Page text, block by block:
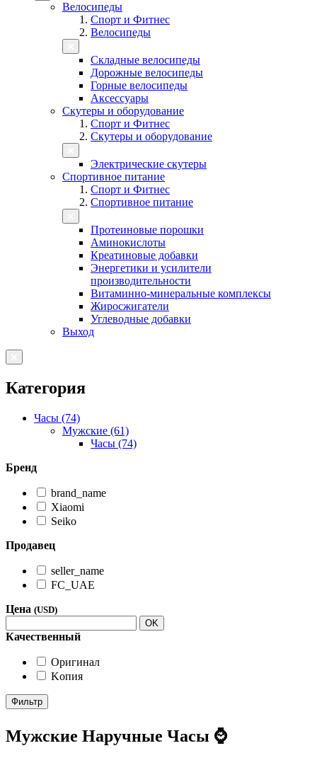
Велосипеды
Спорт и Фитнес
Велосипеды
Складные велосипеды
Дорожные велосипеды
Горные велосипеды
Аксессуары
Скутеры и оборудование
Спорт и Фитнес
Скутеры и оборудование
Электрические скутеры
Спортивное питание
Спорт и Фитнес
Спортивное питание
Протеиновые порошки
Аминокислоты
Креатиновые добавки
Энергетики и усилители
производительности
Витаминно-минеральные комплексы
Жиросжигатели
Углеводные добавки
Выход
Категория
Часы (74)
Мужские (61)
Часы (74)
Бренд
brand_name
Xiaomi
Seiko
Продавец
seller_name
FC_UAE
Цена (USD)
OK
Качественный
Oригинал
Kопия
Фильтр
Мужские Наручные Часы ⌚